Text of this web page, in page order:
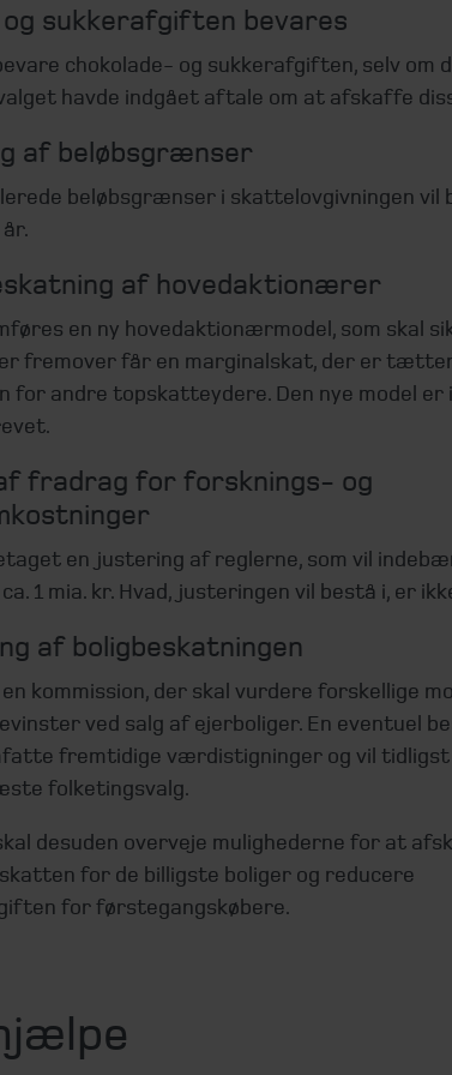
og sukkerafgiften bevares
chokolade- og sukkerafgiften, selv om
havde indgået aftale om at afskaffe
af beløbsgrænser
beløbsgrænser i skattelovgivningen vil
af hovedaktionærer
en ny hovedaktionærmodel, som skal
fremover får en marginalskat, der er
for andre topskatteydere. Den nye model er
fradrag for forsknings- og
en justering af reglerne, som vil
1 mia. kr. Hvad, justeringen vil bestå i, er
af boligbeskatningen
kommission, der skal vurdere forskellige
ved salg af ejerboliger. En eventuel
fremtidige værdistigninger og vil tidligst
folketingsvalg.
desuden overveje mulighederne for at
for de billigste boliger og reducere
for førstegangskøbere.